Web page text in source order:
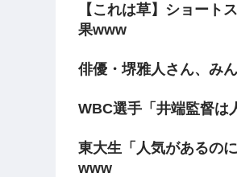
【これは草】ショート
果www
俳優・堺雅人さん、み
WBC選手「井端監督は
東大生「人気があるの
www